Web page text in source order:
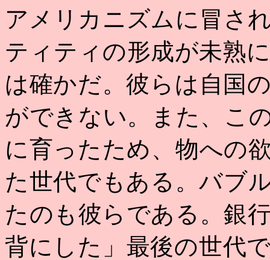
アメリカニズムに冒さ
ティティの形成が未熟
は確かだ。彼らは自国
ができない。また、こ
に育ったため、物への
た世代でもある。バブ
たのも彼らである。銀
背にした」最後の世代